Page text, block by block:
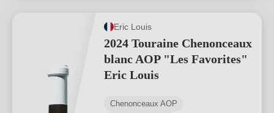
Eric Louis
2024 Touraine Chenonceaux
blanc AOP "Les Favorites"
Eric Louis
Chenonceaux AOP